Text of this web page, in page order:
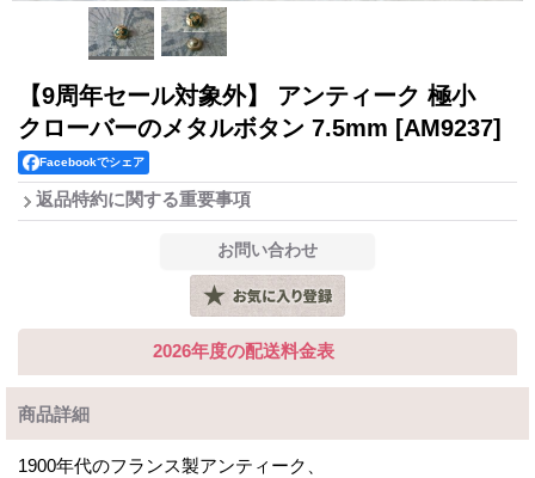
【9周年セール対象外】 アンティーク 極小
クローバーのメタルボタン 7.5mm [AM9237]
Facebookでシェア
返品特約に関する重要事項
2026年度の配送料金表
商品詳細
1900年代のフランス製アンティーク、